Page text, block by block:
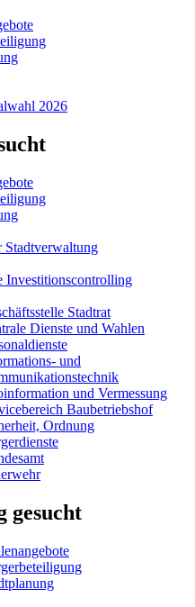
2026
Stadtverwaltung
Investitionscontrolling
Stadtrat
Dienste und Wahlen
und
und Vermessung
Baubetriebshof
Ordnung
gesucht